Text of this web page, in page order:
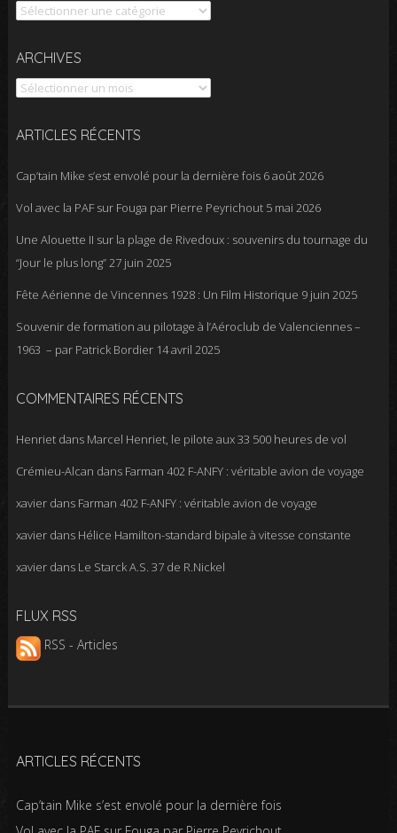
Catégories
ARCHIVES
Archives
ARTICLES RÉCENTS
Cap’tain Mike s’est envolé pour la dernière fois 6 août 2026
Vol avec la PAF sur Fouga par Pierre Peyrichout 5 mai 2026
Une Alouette II sur la plage de Rivedoux : souvenirs du tournage du
“Jour le plus long”27 juin 2025
Fête Aérienne de Vincennes 1928 : Un Film Historique 9 juin 2025
Souvenir de formation au pilotage à l’Aéroclub de Valenciennes –
1963 – par Patrick Bordier 14 avril 2025
COMMENTAIRES RÉCENTS
Henrietdans Marcel Henriet, le pilote aux 33 500 heures de vol
Crémieu-Alcan dans Farman 402 F-ANFY : véritable avion de voyage
xavierdans Farman 402 F-ANFY : véritable avion de voyage
xavierdans Hélice Hamilton-standard bipale à vitesse constante
xavierdans Le Starck A.S. 37 de R.Nickel
FLUX RSS
RSS - Articles
ARTICLES RÉCENTS
Cap’tain Mike s’est envolé pour la dernière fois